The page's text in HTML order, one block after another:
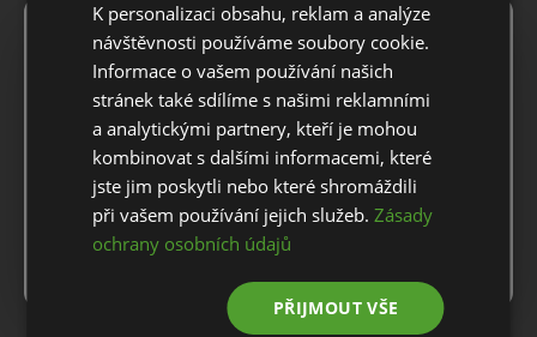
Dokonalý doplněk pro oblíbený golfový týden. Kšiltovka PATRON
BADGE přináší svěží šmrnc klasickému turnajovému stylu s
výraznou nášivkou s květinami azalky, naším sloganem „Naše
oblíbené období roku“ a zcela novým tvarem. Tento
polostrukturovaný snapback model, navržený s ekologicky
šetrným zpracováním, plochým kšiltem a retro-inspirovaným
detailem lana podél přední části, poskytuje uvolněný styl na
hřišti i mimo něj. S technologií Flexfit 110® a nastavitelným
uzávěrem to považujte za vstupenku do celodenního pohodlí.
Součást kolekce Oblíbené roční období.
Postrukturovaná tkanina snapback
Notice
For European orders outside Slovakia and Czech Republic,
please use our European website.
Stay on this website
Go to European website
K personalizaci obsahu, reklam a analýze
návštěvnosti používáme soubory cookie.
Informace o vašem používání našich
stránek také sdílíme s našimi reklamními
a analytickými partnery, kteří je mohou
kombinovat s dalšími informacemi, které
jste jim poskytli nebo které shromáždili
při vašem používání jejich služeb.Zásady
ochrany osobních údajů
PŘIJMOUT VŠE